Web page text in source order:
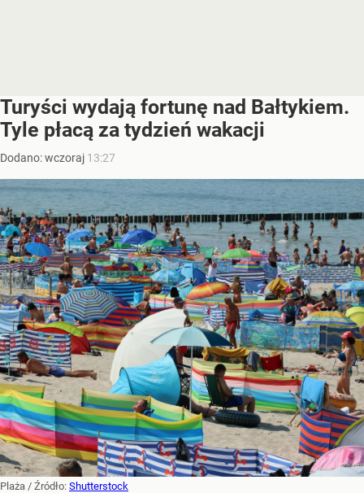
Turyści wydają fortunę nad Bałtykiem.
Tyle płacą za tydzień wakacji
Dodano:wczoraj 13:27
Plaża / Źródło: Shutterstock